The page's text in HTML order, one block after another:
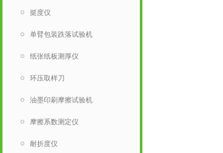
挺度仪
单臂包装跌落试验机
纸张纸板测厚仪
环压取样刀
油墨印刷摩擦试验机
摩擦系数测定仪
耐折度仪